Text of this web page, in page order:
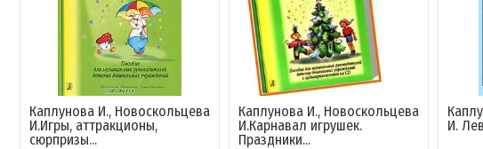
Каплунова И., Новоскольцева
И.Игры, аттракционы,
сюрпризы...
Каплунова И., Новоскольцева
И.Карнавал игрушек.
Праздники...
И.